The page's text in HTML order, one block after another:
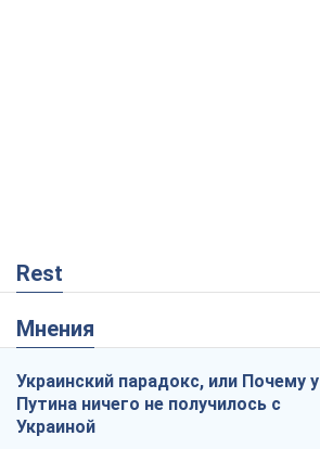
Rest
Мнения
Украинский парадокс, или Почему у
Путина ничего не получилось с
Украиной